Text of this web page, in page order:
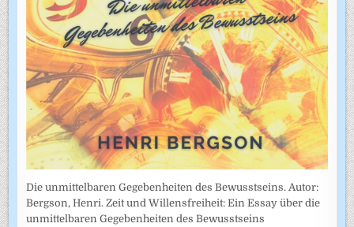
Die unmittelbaren Gegebenheiten des Bewusstseins. Autor:
Bergson, Henri. Zeit und Willensfreiheit: Ein Essay über die
unmittelbaren Gegebenheiten des Bewusstseins